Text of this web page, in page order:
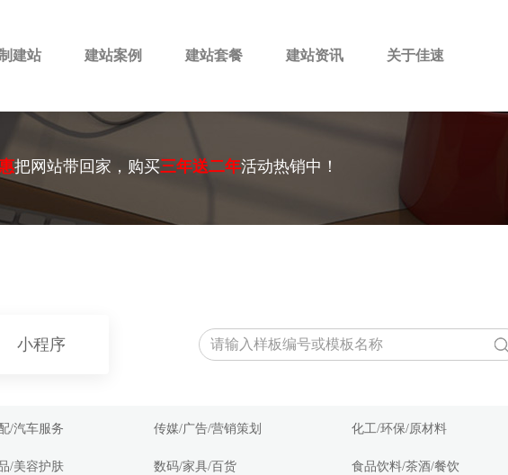
建站 建站案例 建站套餐 建站资讯 关于佳速
把网站带回家，购买三年送二年活动热销中！
小程序
/汽车服务 传媒/广告/营销策划 化工/环保/原材料
/美容护肤 数码/家具/百货 食品饮料/茶酒/餐饮